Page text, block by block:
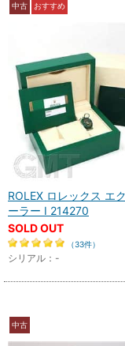
中古 おすすめ
ROLEX ロレックス エ
ーラー I 214270
SOLD OUT
（33件）
シリアル：-
中古